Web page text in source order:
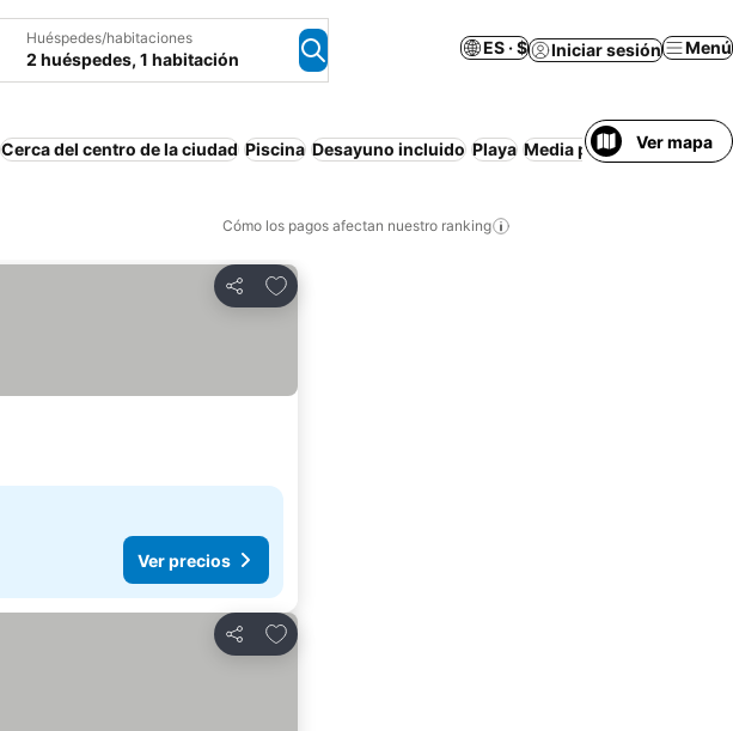
Huéspedes/habitaciones
2 huéspedes, 1 habitación
ES · $ Iniciar sesión Menú
Cerca del centro de la ciudad Piscina Desayuno incluido Playa Media pensiónVer mapa
Cómo los pagos afectan nuestro ranking
Compartir
Agregar a favoritos
Ver precios
Compartir
Agregar a favoritos